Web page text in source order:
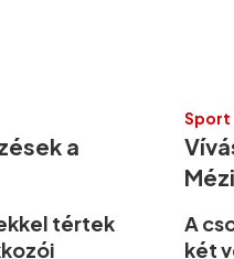
a
tértek
Sport
A
két